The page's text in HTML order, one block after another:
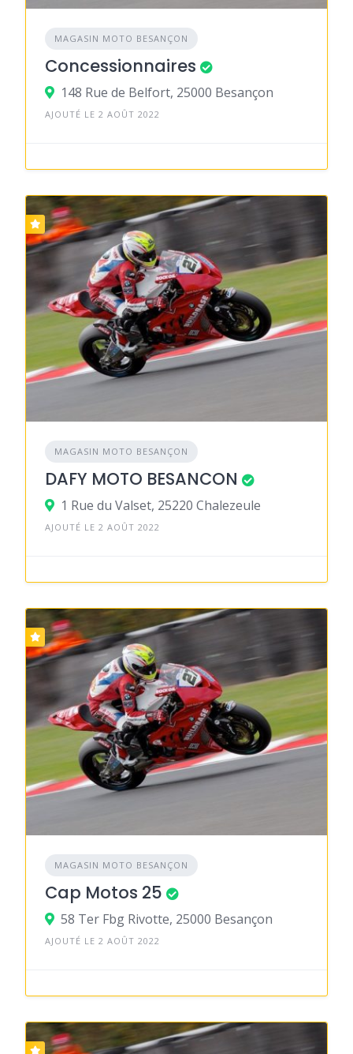
MAGASIN MOTO BESANÇON
Concessionnaires
148 Rue de Belfort, 25000 Besançon
AJOUTÉ LE 2 AOÛT 2022
MAGASIN MOTO BESANÇON
DAFY MOTO BESANCON
1 Rue du Valset, 25220 Chalezeule
AJOUTÉ LE 2 AOÛT 2022
MAGASIN MOTO BESANÇON
Cap Motos 25
58 Ter Fbg Rivotte, 25000 Besançon
AJOUTÉ LE 2 AOÛT 2022